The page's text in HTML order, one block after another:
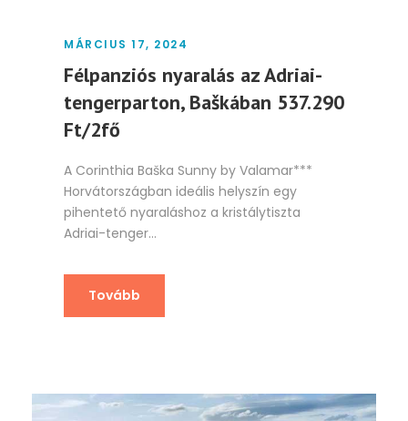
MÁRCIUS 17, 2024
Félpanziós nyaralás az Adriai-
tengerparton, Baškában 537.290
Ft/2fő
A Corinthia Baška Sunny by Valamar***
Horvátországban ideális helyszín egy
pihentető nyaraláshoz a kristálytiszta
Adriai-tenger...
Tovább